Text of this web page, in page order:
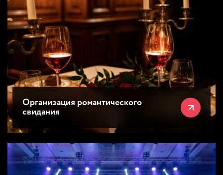
Организация романтического
свидания